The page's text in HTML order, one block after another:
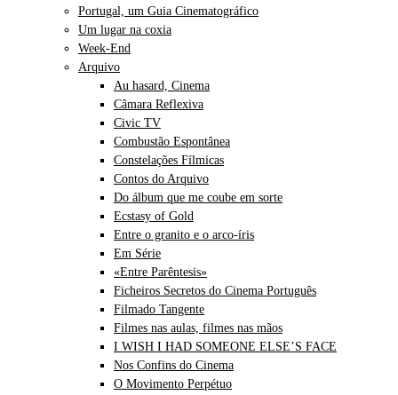
Portugal, um Guia Cinematográfico
Um lugar na coxia
Week-End
Arquivo
Au hasard, Cinema
Câmara Reflexiva
Civic TV
Combustão Espontânea
Constelações Fílmicas
Contos do Arquivo
Do álbum que me coube em sorte
Ecstasy of Gold
Entre o granito e o arco-íris
Em Série
«Entre Parêntesis»
Ficheiros Secretos do Cinema Português
Filmado Tangente
Filmes nas aulas, filmes nas mãos
I WISH I HAD SOMEONE ELSE’S FACE
Nos Confins do Cinema
O Movimento Perpétuo